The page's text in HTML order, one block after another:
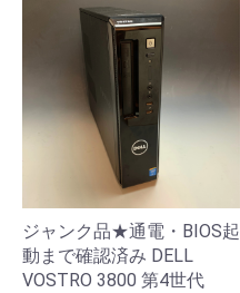
ジャンク品★通電・BIOS起
動まで確認済み DELL
VOSTRO 3800 第4世代